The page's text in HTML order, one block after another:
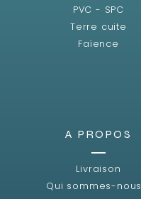
PVC - SPC
Terre cuite
Faïence
A PROPOS
Livraison
Qui sommes-